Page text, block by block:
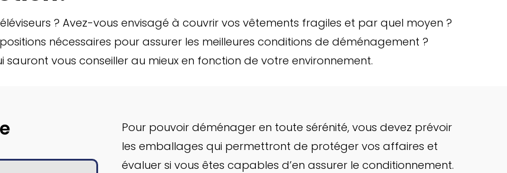
? Avez-vous envisagé à couvrir vos vêtements fragiles et par quel moyen ?
nécessaires pour assurer les meilleures conditions de déménagement ?
sauront vous conseiller au mieux en fonction de votre environnement.
Pour pouvoir déménager en toute sérénité, vous devez prévoir
les emballages qui permettront de protéger vos affaires et
évaluer si vous êtes capables d’en assurer le conditionnement.